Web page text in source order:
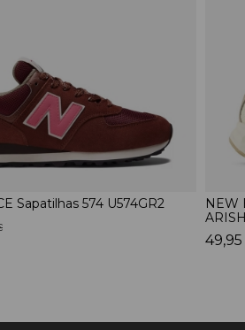
Sapatilhas 574 U574GR2
NEW